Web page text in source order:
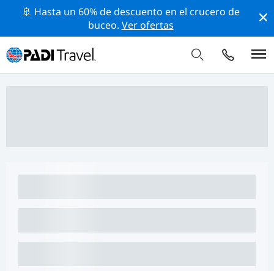
🚢 Hasta un 60% de descuento en el crucero de
buceo. Ver ofertas